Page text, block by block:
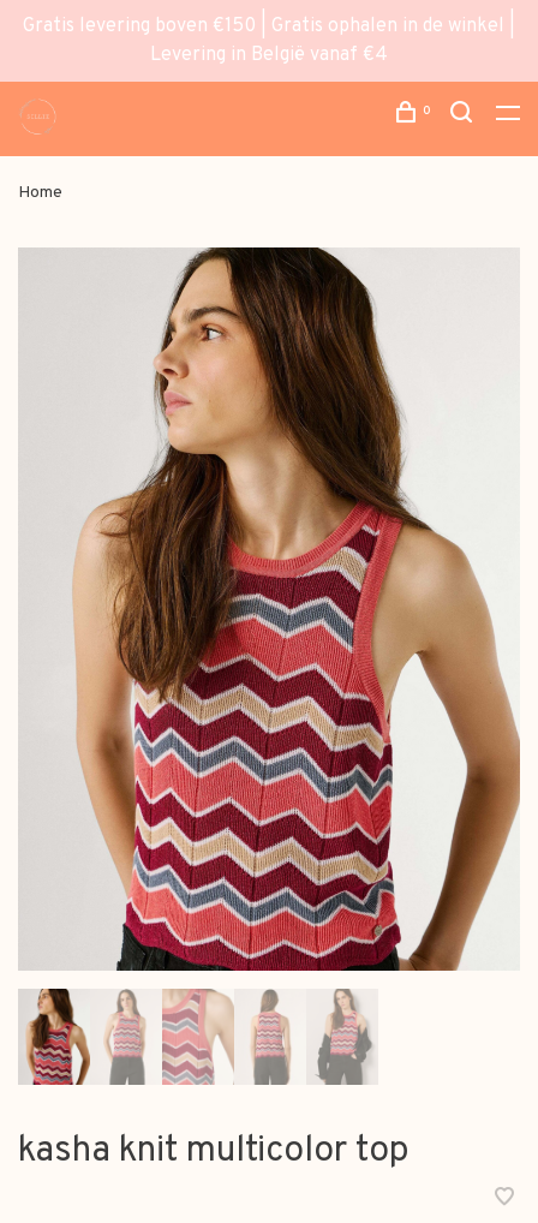
Gratis levering boven €150 | Gratis ophalen in de winkel |
Levering in België vanaf €4
0
Home
kasha knit multicolor top